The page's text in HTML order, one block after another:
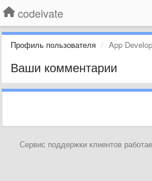
codeivate
Профиль пользователя App
Ваши комментарии
Сервис поддержки клиентов